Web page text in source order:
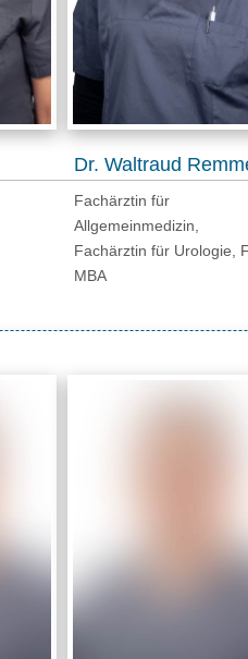
Dr. Waltraud
Fachärztin für
Allgemeinmedizin,
Fachärztin für Urologie,
MBA